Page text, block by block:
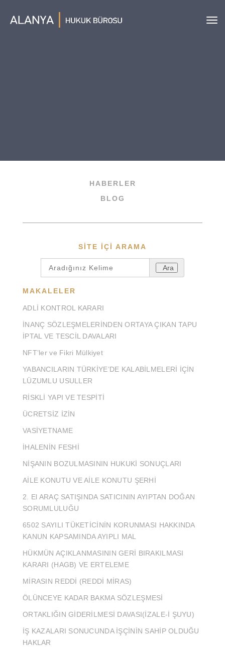
HABERLER
BLOG
SITE IÇI ARAMA
Ara
MAKALELER
ADLİ KONTROL KARARI
İNANÇ SÖZLEŞMELERİNDEN ORTAYA ÇIKAN TAPU
İPTAL VE TESCİL DAVALARI
NFT’ler ve Fikri Mülkiyet
YABANCILARIN TÜRKİYE’DE KALABİLMELERİ İÇİN
LÜZUMLU USULLER
RİSKLİ YAPI VE TESPİTİ
ÜCRETSİZ İZİN
VASİYETNAME
İHALENİN FESHİ
NİŞANIN BOZULMASININ HUKUKİ SONUÇLARI
AİLE KONUTU VE AİLE KONUTU ŞERHİ
2. El ARAÇ SATIŞINDA SATICININ AYIPTAN DOĞAN
SORUMLULUĞU
6502 SAYILI TÜKETİCİNİN KORUNMASI HAKKINDA
KANUN KAPSAMINDA AYIPLI MAL
HÜKMÜN AÇIKLANMASININ GERİ BIRAKILMASI
KARARI (HAGB) VE ERTELEME
MİRASIN REDDİ (REDDİ MİRAS)
ÖLÜNCEYE KADAR BAKMA SÖZLEŞMESİ
ORTAKLIĞIN GİDERİLMESİ DAVASI(İZALE-İ ŞUYU)
İŞ KAZALARI SONUCUNDA İŞÇİNİN SAHİP OLDUĞU
HAKLAR